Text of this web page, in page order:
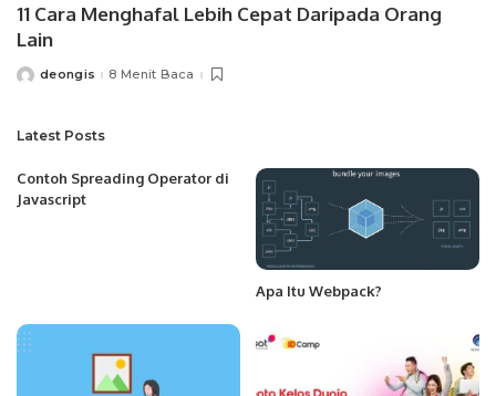
11 Cara Menghafal Lebih Cepat Daripada Orang
Lain
Posteddeongis 8 Menit Baca
Latest Posts
Contoh Spreading Operator di
Javascript
Apa Itu Webpack?